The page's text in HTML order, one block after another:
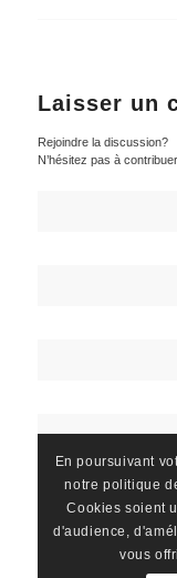
Laisser un
Rejoindre la discussion?
N’hésitez pas à
En poursuivant
notre politique
Cookies soient
d'audience,
vous